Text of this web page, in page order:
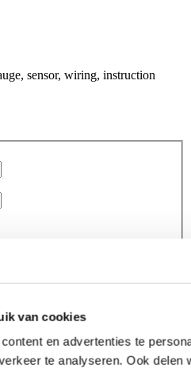
van cookies
en advertenties te
te analyseren. Ook
sensor, wiring, instruction
reCAPTCHA - het